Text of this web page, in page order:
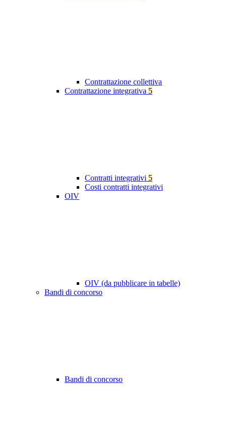
Contrattazione collettiva
Contrattazione integrativa 5
Contratti integrativi 5
Costi contratti integrativi
OIV
OIV (da pubblicare in tabelle)
Bandi di concorso
Bandi di concorso